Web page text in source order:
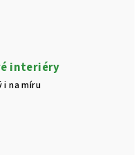
interiéry
na míru